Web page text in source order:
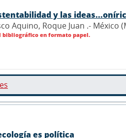
y las
Aquino, Roque Juan .- México
bibliográfico en formato papel.
es política